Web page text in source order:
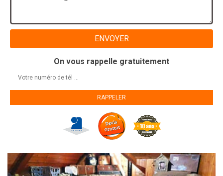
On vous rappelle gratuitement